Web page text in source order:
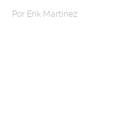
Por Erik Martinez